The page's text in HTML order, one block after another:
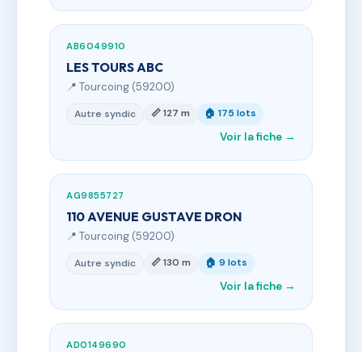
AB6049910
LES TOURS ABC
📍 Tourcoing (59200)
Autre syndic 📏 127 m 🏠 175 lots
Voir la fiche →
AG9855727
110 AVENUE GUSTAVE DRON
📍 Tourcoing (59200)
Autre syndic 📏 130 m 🏠 9 lots
Voir la fiche →
AD0149690